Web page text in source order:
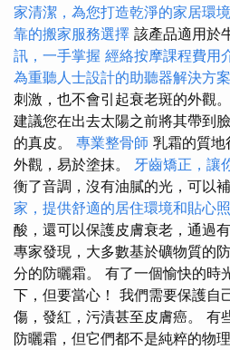
家清潔，為您打造乾淨的家居環境
靠的搬家服務選擇 該產品適用於
訊，一手掌握 經絡按摩課程費用
為重聽人士設計的助聽器解決方案
刺激，也不會引起衰老斑的外觀。
建議您在出去太陽之前將其帶到
的真皮。 專業整骨師 乳霜的質地
外觀，易於塗抹。 牙齒矯正，讓
衡了音調，沒有油膩的光，可以
家，提供舒適的居住環境和貼心
酸，還可以保護皮膚衰老，通過
專家發現，大多數基於礦物質的
分的防曬霜。 有了一個愉快的時
下，但要當心！ 我們需要保護自
傷，發紅，污漬甚至皮膚癌。 有
防曬霜，但它們都不是純粹的物